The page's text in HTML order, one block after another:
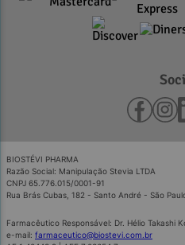
BIOSTÉVI PHARMA
Razão Social: Manipulação Stevia LTDA
CNPJ 65.776.015/0001-91
Rua Brás Cubas, 182 - Santo André - São
Farmacêutico Responsável: Dr. Hélio Takashi
e-mail: farmaceutico@biostevi.com.br